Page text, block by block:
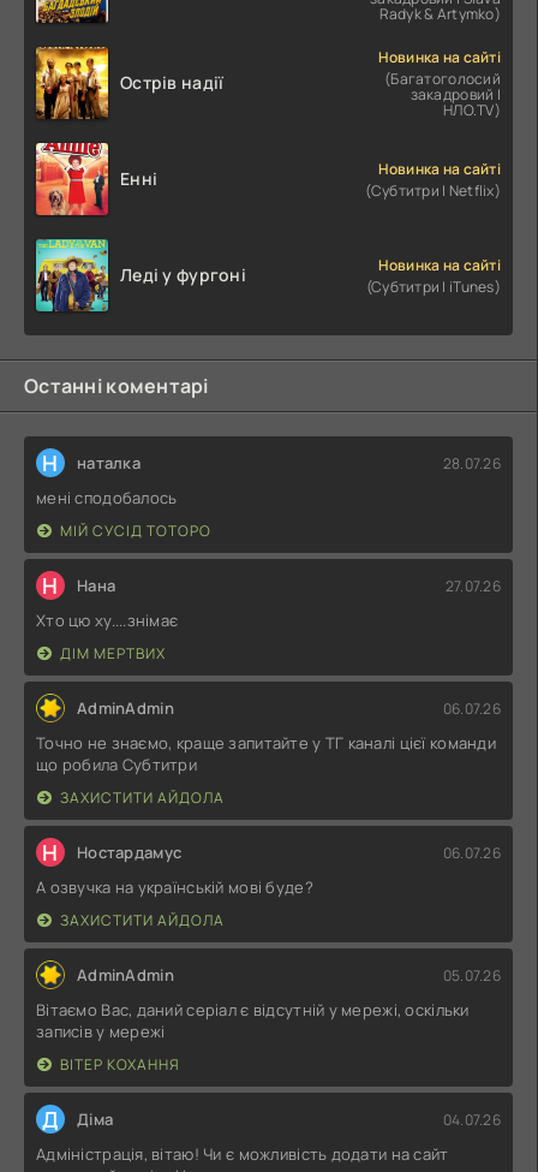
Radyk & Artymko)
Острів надії
Новинка на сайті
(Багатоголосий
закадровий |
НЛО.TV)
Енні
Новинка на сайті
(Субтитри | Netflix)
Леді у фургоні
Новинка на сайті
(Субтитри | iTunes)
Останні коментарі
Н наталка 28.07.26
мені сподобалось
МІЙ СУСІД ТОТОРО
Н Нана 27.07.26
Хто цю ху....знімає
ДІМ МЕРТВИХ
AdminAdmin 06.07.26
Точно не знаємо, краще запитайте у ТГ каналі цієї команди
що робила Субтитри
ЗАХИСТИТИ АЙДОЛА
Н Ностардамус 06.07.26
А озвучка на українській мові буде?
ЗАХИСТИТИ АЙДОЛА
AdminAdmin 05.07.26
Вітаємо Вас, даний серіал є відсутній у мережі, оскільки
записів у мережі
ВІТЕР КОХАННЯ
Д Діма 04.07.26
Адміністрація, вітаю! Чи є можливість додати на сайт